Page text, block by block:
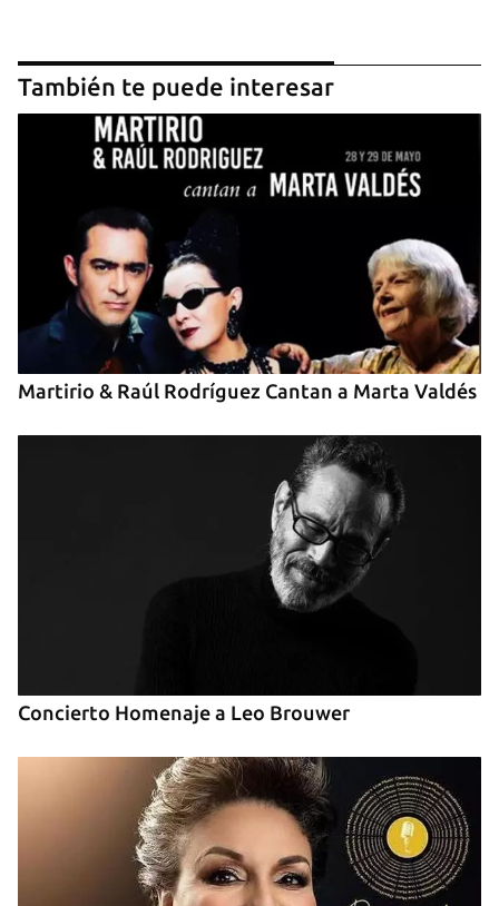
Guardar como favorito
Para poder guardar como favorito, primero has de
iniciar sesión con tu cuenta de 14ymedio.
INICIAR SESIÓN CANCELAR
También te puede interesar
Martirio & Raúl Rodríguez Cantan a Marta Valdés
Concierto Homenaje a Leo Brouwer